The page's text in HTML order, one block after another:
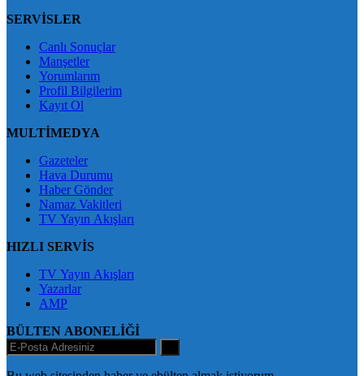
SERVİSLER
Canlı Sonuçlar
Manşetler
Yorumlarım
Profil Bilgilerim
Kayıt Ol
MULTİMEDYA
Gazeteler
Hava Durumu
Haber Gönder
Namaz Vakitleri
TV Yayın Akışları
HIZLI SERVİS
TV Yayın Akışları
Yazarlar
AMP
BÜLTEN ABONELİĞİ